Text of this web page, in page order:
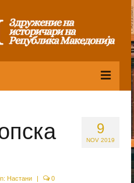
9
NOV 2019
Настани | 0